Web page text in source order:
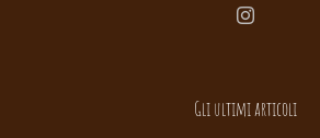
Gli ultimi articoli